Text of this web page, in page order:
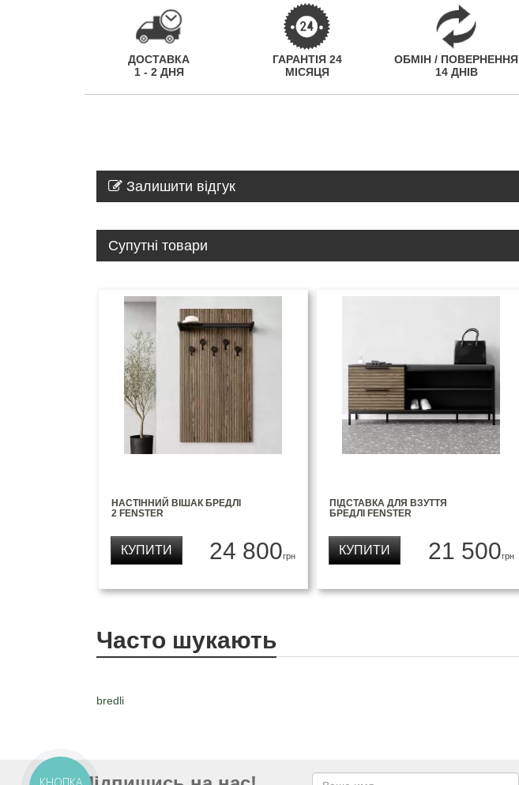
ДОСТАВКА
1 - 2 ДНЯ
ГАРАНТІЯ 24
МІСЯЦЯ
ОБМІН / ПОВЕРНЕННЯ
14 ДНІВ
Залишити відгук
Супутні товари
НАСТІННИЙ ВІШАК БРЕДЛІ
2 FENSTER
24 800грн
КУПИТИ
ПІДСТАВКА ДЛЯ ВЗУТТЯ
БРЕДЛІ FENSTER
21 500грн
КУПИТИ
Часто шукають
bredli